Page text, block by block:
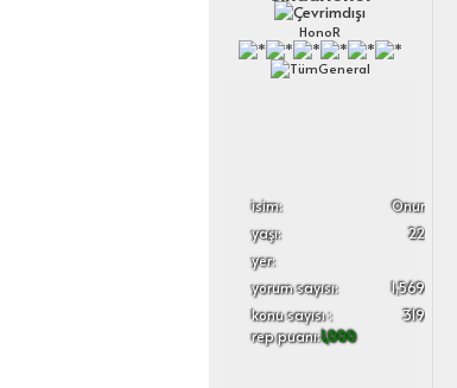
HonoR
i̇sim:
Onur
yaşı:
22
yer:
yorum sayısı:
1,569
konu sayısı :
319
rep puanı:1,000